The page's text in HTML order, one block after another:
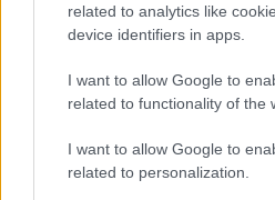
related to analytics like
device identifiers in apps.
I want to allow Google to
related to functionality of the
I want to allow Google to
related to personalization.
VINCE: KÉRLEK!
BALOGH ZOLTÁN: Azt
további baj origója, hogy